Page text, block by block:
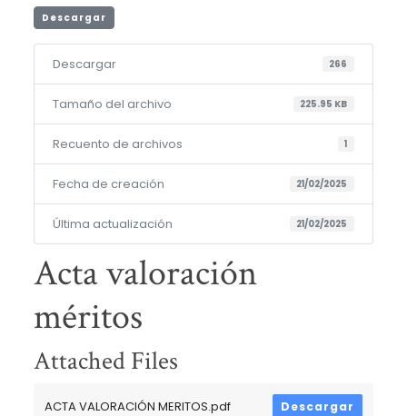
Descargar
Descargar 266
Tamaño del archivo 225.95 KB
Recuento de archivos 1
Fecha de creación 21/02/2025
Última actualización 21/02/2025
Acta valoración
méritos
Attached Files
ACTA VALORACIÓN MERITOS.pdf Descargar